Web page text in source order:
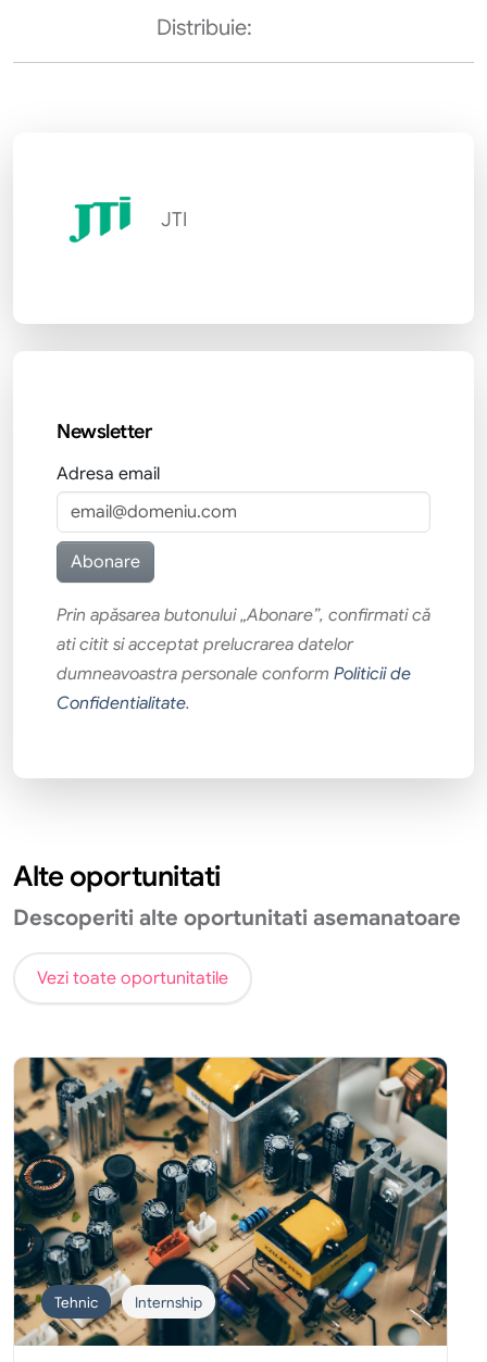
Distribuie:
JTI
Newsletter
Adresa email
Prin apăsarea butonului „Abonare”, confirmati că
ati citit si acceptat prelucrarea datelor
dumneavoastra personale conform Politicii de
Confidentialitate.
Alte oportunitati
Descoperiti alte oportunitati asemanatoare
Vezi toate oportunitatile
Tehnic Internship